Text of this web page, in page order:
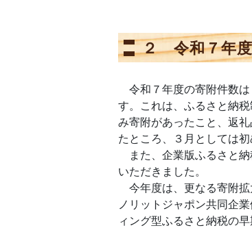
２ 令和７年
令和７年度の寄附件数は
す。これは、ふるさと納
み寄附があったこと、返
たところ、３月としては
また、企業版ふるさと納
いただきました。
今年度は、更なる寄附拡
ノリットジャポン共同企
ィング型ふるさと納税の